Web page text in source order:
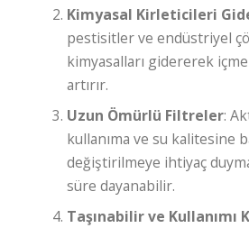
Kimyasal Kirleticileri
pestisitler ve endüstriyel
kimyasalları gidererek
artırır.
Uzun Ömürlü Filtreler:
kullanıma ve su kalitesine
değiştirilmeye ihtiyaç
süre dayanabilir.
Taşınabilir ve Kullanımı